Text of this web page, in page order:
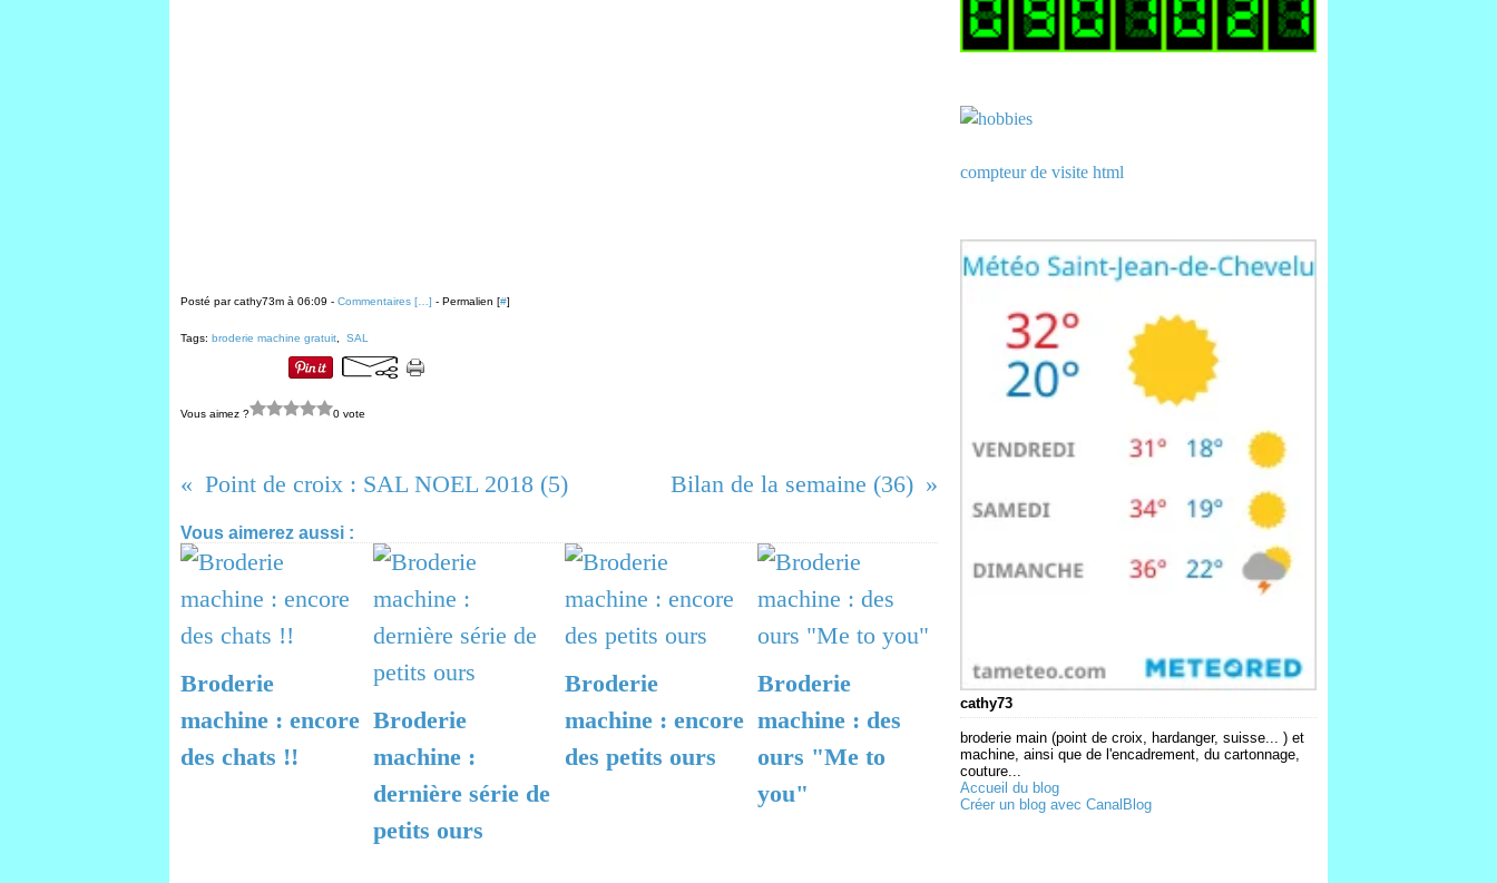
Posté par cathy73m à 06:09 - Commentaires [ ] - Permalien [#]
Tags: broderie machine gratuit SAL
Vous aimez ? 0 vote
Point de croix : SAL NOEL 2018 (5) Bilan de la semaine (36)
Vous aimerez aussi :
Broderie
machine : encore
des chats !!
Broderie
machine :
dernière série de
petits ours
Broderie
machine : encore
des petits ours
Broderie
machine : des
ours "Me to
you"
compteur de visite html
cathy73
broderie main (point de croix, hardanger, suisse... ) et
machine, ainsi que de l'encadrement, du cartonnage,
couture...
Accueil du blog
Créer un blog avec CanalBlog